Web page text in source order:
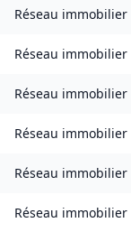
Réseau immobilier
Réseau immobilier
Réseau immobilier
Réseau immobilier
Réseau immobilier
Réseau immobilier